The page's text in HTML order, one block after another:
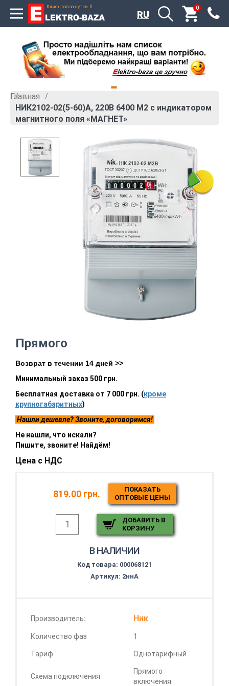
Клиентов за сутки: 0 0
RU
Главная »
НИК2102-02(5-60)А, 220В 6400 М2 с индикатором
магнитного поля «МАГНЕТ»
Прямого
Возврат в течении 14 дней >>
Минимальный заказ 500 грн.
Бесплатная доставка от 7 000 грн. (кроме
крупногабаритных)
Нашли дешевле? Звоните, договоримся!
Не нашли, что искали?
Пишите, звоните! Найдём!
Цена с НДС
819.00 грн.
ПОКАЗАТЬ
ОПТОВЫЕ ЦЕНЫ
ДОБАВИТЬ В
КОРЗИНУ
В НАЛИЧИИ
Код товара: 000068121
Артикул: 2ннА
Производитель: Ник
Количество фаз 1
Тариф Однотарифный
Схема подключения
Прямого
включения